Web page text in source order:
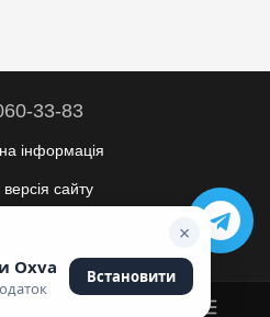
33-83
інформація
сайту
Рус
×
Oxva Встановити